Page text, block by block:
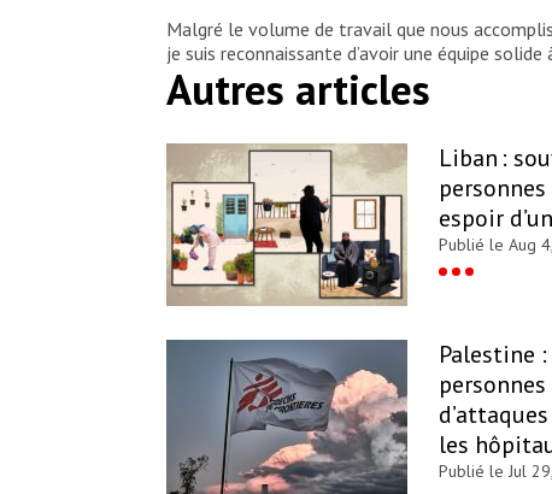
Malgré le volume de travail que nous
je suis reconnaissante d’avoir une équipe
Autres articles
Liban :
espoir
Publié le Aug
Palestine
les
Publié le Jul